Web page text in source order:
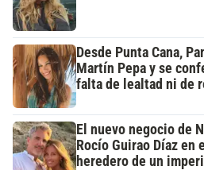
Desde Punta Cana,
Martín Pepa y se
falta de lealtad ni de
El nuevo negocio de
Rocío Guirao Díaz en
heredero de un